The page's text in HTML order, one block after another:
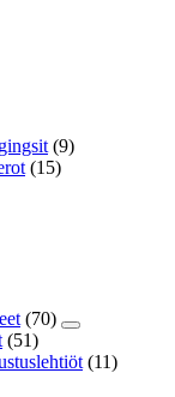
(9)
(15)
(70)
(51)
(11)